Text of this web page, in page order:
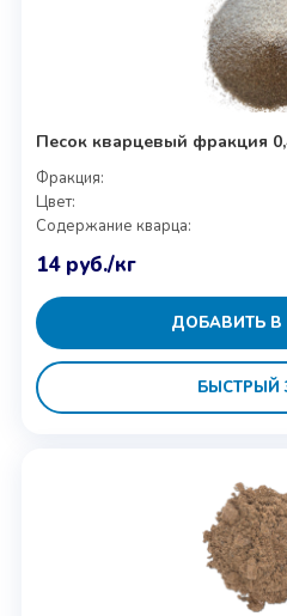
Песок кварцевый фракция
Фракция:
Цвет:
Содержание кварца:
14 руб./кг
ДОБАВИТЬ В
БЫСТРЫЙ